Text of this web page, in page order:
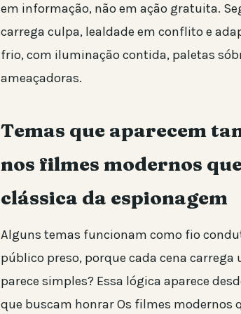
em informação, não em ação gratuita.
carrega culpa, lealdade em conflito e
frio, com iluminação contida, paletas
ameaçadoras.
Temas que aparecem
nos filmes modernos
clássica da espionagem
Alguns temas funcionam como fio
público preso, porque cada cena
parece simples? Essa lógica aparece
que buscam honrar Os filmes modernos